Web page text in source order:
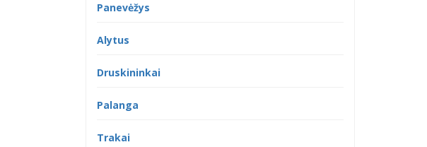
Panevėžys
Alytus
Druskininkai
Palanga
Trakai